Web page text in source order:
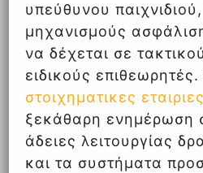
υπεύθυνου
μηχανισμούς
να δέχεται σε
ειδικούς
στοιχηματικες εταιριες
ξεκάθαρη ενημέρωση
άδειες λειτουργίας
και τα συστήματα